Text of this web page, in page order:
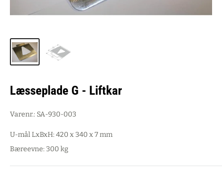
Læsseplade G - Liftkar
Varenr.: SA-930-003
U-mål LxBxH: 420 x 340 x 7 mm
Bæreevne: 300 kg